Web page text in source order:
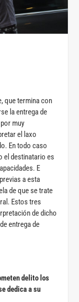
que termina con
la entrega de
muy
el laxo
En todo caso
el destinatario es
E
a esta
de que se trate
Estos tres
de dicho
entrega de
delito los
dedica a su